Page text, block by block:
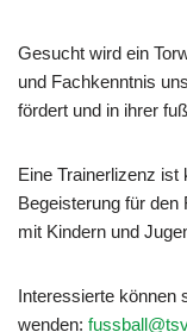
Gesucht wird ein
und Fachkenntnis
fördert und in ihrer
Eine Trainerlizenz ist
Begeisterung für den
mit Kindern und
Interessierte können
wenden: